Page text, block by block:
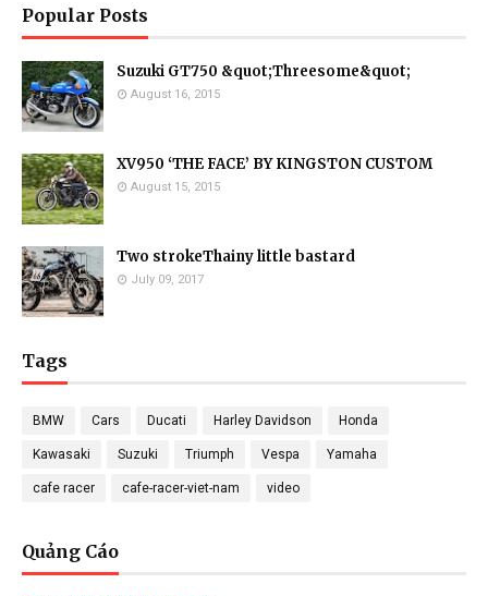
Popular Posts
Suzuki GT750 &quot;Threesome&quot;
August 16, 2015
XV950 ‘THE FACE’ BY KINGSTON CUSTOM
August 15, 2015
Two strokeThainy little bastard
July 09, 2017
Tags
BMW Cars Ducati Harley Davidson Honda
Kawasaki Suzuki Triumph Vespa Yamaha
cafe racer cafe-racer-viet-nam video
Quảng Cáo